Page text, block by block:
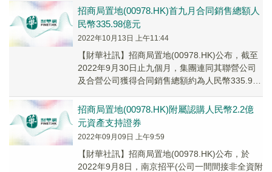
招商局置地(00978.HK)首九月合同銷售總額人
民幣335.98億元
2022年10月13日 上午11:44
【財華社訊】招商局置地(00978.HK)公布，截至
2022年9月30日止九個月，集團連同其聯營公司
及合營公司獲得合同銷售總額約為人民幣335.98
招商局置地(00978.HK)附屬認購人民幣2.2億
元資產支持證券
2022年09月09日 上午9:59
【財華社訊】招商局置地(00978.HK)公布，於
2022年9月8日，南京招平(公司一間間接非全資附